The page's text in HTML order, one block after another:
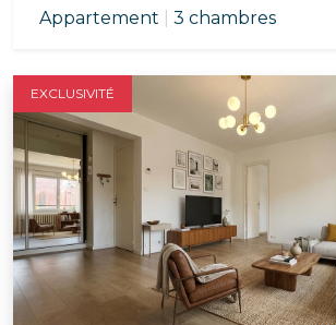
Appartement 3 chambres
EXCLUSIVITÉ